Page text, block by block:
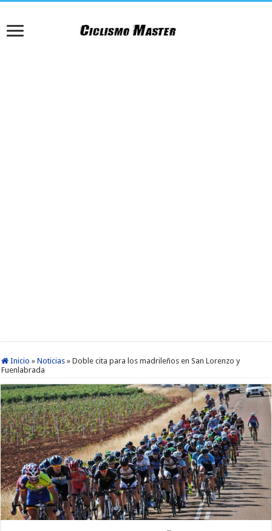
Inicio » Noticias » Doble cita para los madrileños en San Lorenzo y
Fuenlabrada